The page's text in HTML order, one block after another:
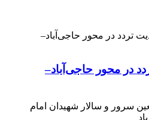
در محور حاجی‌آباد–